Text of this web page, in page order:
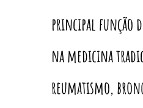
principal função
na medicina
reumatismo,